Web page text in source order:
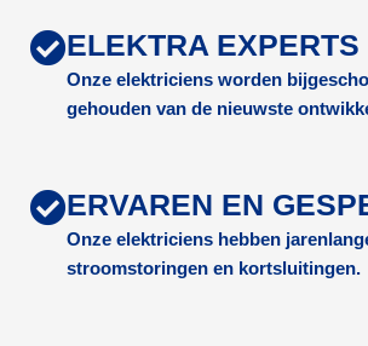
ELEKTRA EXPERTS
Onze elektriciens worden
gehouden van de nieuwste
ERVAREN EN
Onze elektriciens hebben
stroomstoringen en kortsluitingen.